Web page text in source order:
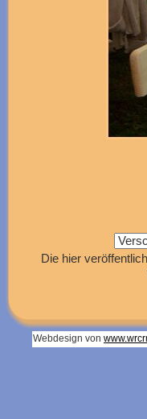
Die hier
Webdesign von